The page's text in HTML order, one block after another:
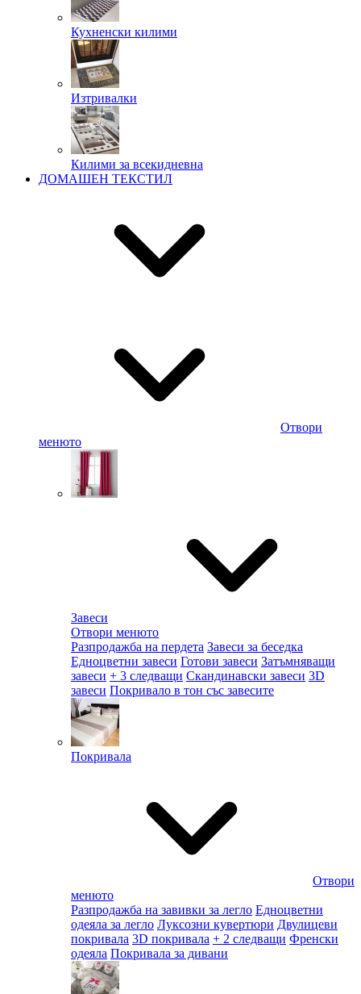
Кухненски килими
Изтривалки
Килими за всекидневна
ДОМАШЕН ТЕКСТИЛ
Отвори
менюто
Завеси
Отвори менюто
Разпродажба на пердета Завеси за беседка
Едноцветни завеси Готови завеси Затъмняващи
завеси + 3 следващи Скандинавски завеси 3D
завеси Покривало в тон със завесите
Покривала
Отвори
менюто
Разпродажба на завивки за легло Едноцветни
одеяла за легло Луксозни кувертюри Двулицеви
покривала 3D покривала + 2 следващи Френски
одеяла Покривала за дивани